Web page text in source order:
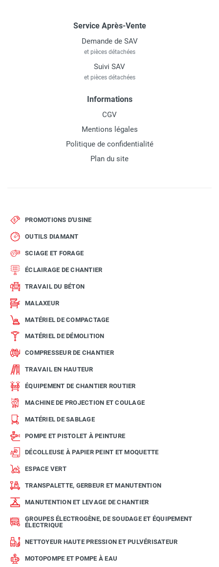
Service Après-Vente
Demande de SAV
et pièces détachées
Suivi SAV
et pièces détachées
Informations
CGV
Mentions légales
Politique de confidentialité
Plan du site
PROMOTIONS D'USINE
OUTILS DIAMANT
SCIAGE ET FORAGE
ÉCLAIRAGE DE CHANTIER
TRAVAIL DU BÉTON
MALAXEUR
MATÉRIEL DE COMPACTAGE
MATÉRIEL DE DÉMOLITION
COMPRESSEUR DE CHANTIER
TRAVAIL EN HAUTEUR
ÉQUIPEMENT DE CHANTIER ROUTIER
MACHINE DE PROJECTION ET COULAGE
MATÉRIEL DE SABLAGE
POMPE ET PISTOLET À PEINTURE
DÉCOLLEUSE À PAPIER PEINT ET MOQUETTE
ESPACE VERT
TRANSPALETTE, GERBEUR ET MANUTENTION
MANUTENTION ET LEVAGE DE CHANTIER
GROUPES ÉLECTROGÈNE, DE SOUDAGE ET ÉQUIPEMENT
ÉLECTRIQUE
NETTOYEUR HAUTE PRESSION ET PULVÉRISATEUR
MOTOPOMPE ET POMPE À EAU